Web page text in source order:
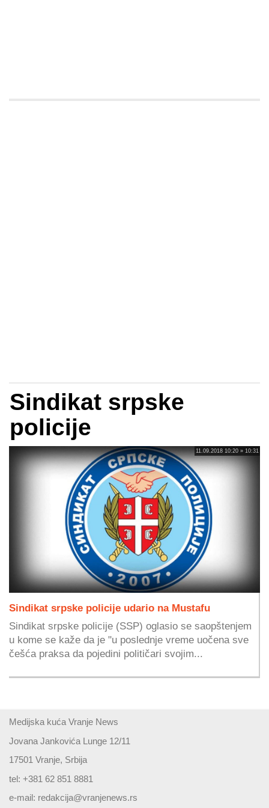
Sindikat srpske
policije
11.09.2018 10:20 » 10:31
Sindikat srpske policije udario na Mustafu
Sindikat srpske policije (SSP) oglasio se saopštenjem
u kome se kaže da je "u poslednje vreme uočena sve
češća praksa da pojedini političari svojim...
Medijska kuća Vranje News
Jovana Jankovića Lunge 12/11
17501 Vranje, Srbija
tel: +381 62 851 8881
e-mail: redakcija@vranjenews.rs